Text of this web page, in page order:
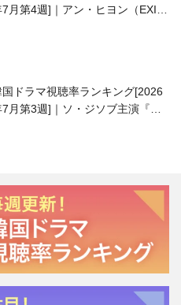
7月第4週]｜アン・ヒヨン（EXID
国ドラマ視聴率ランキング[2026
7月第3週]｜ソ・ジソブ主演『エ